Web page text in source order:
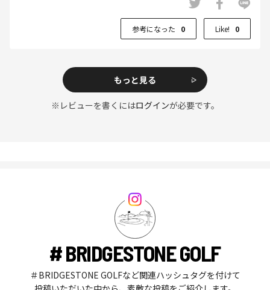
参考になった 0 Like! 0
もっと見る
※レビューを書くにはログインが必要です。
# BRIDGESTONE GOLF
＃BRIDGESTONE GOLFなど関連ハッシュタグを付けて